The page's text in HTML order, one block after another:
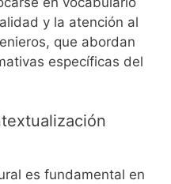
y la atención al
que abordan
específicas del
es fundamental en